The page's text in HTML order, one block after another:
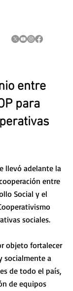
entre
para
llevó adelante la
entre
Social y el
sociales.
objeto fortalecer
socialmente a
de todo el país,
de equipos